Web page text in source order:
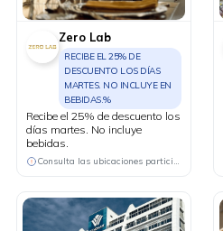
Zero Lab
RECIBE EL 25% DE
DESCUENTO LOS DÍAS
MARTES. NO INCLUYE EN
BEBIDAS.%
Recibe el 25% de descuento los
días martes. No incluye
bebidas.
Consulta las ubicaciones participantes